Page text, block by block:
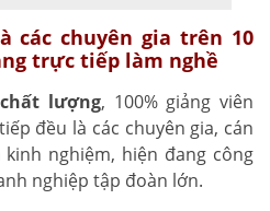
các chuyên gia trên 10
trực tiếp làm nghề
lượng, 100% giảng viên
đều là các chuyên gia, cán
nghiệm, hiện đang công
nghiệp tập đoàn lớn.